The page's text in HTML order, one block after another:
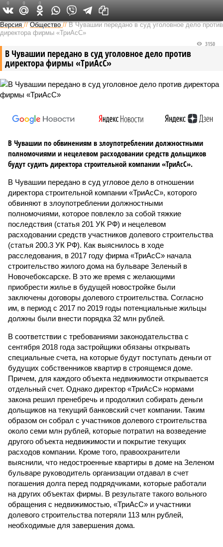
Версия в Чувашии
Версия //Общество //В Чувашии передано в суд уголовное дело против
директора фирмы «ТриАсС»
В Чувашии передано в суд уголовное дело против
директора фирмы «ТриАсС»
3150
В Чувашии по обвинениям в злоупотреблении должностными
полномочиями и нецелевом расходовании средств дольщиков
будут судить директора строительной компании «ТриАсС».
В Чувашии передано в суд угловое дело в отношении
директора строительной компании «ТриАсС», которого
обвиняют в злоупотреблении должностными
полномочиями, которое повлекло за собой тяжкие
последствия (статья 201 УК РФ) и нецелевом
расходовании средств участников долевого строительства
(статья 200.3 УК РФ). Как выяснилось в ходе
расследования, в 2017 году фирма «ТриАсС» начала
строительство жилого дома на бульваре Зеленый в
Новочебоксарске. В это же время с желающими
приобрести жилье в будущей новостройке были
заключены договоры долевого строительства. Согласно
им, в период с 2017 по 2019 годы потенциальные жильцы
должны были внести порядка 32 млн рублей.
В соответствии с требованиями законодательства с
сентября 2018 года застройщики обязаны открывать
специальные счета, на которые будут поступать деньги от
будущих собственников квартир в строящемся доме.
Причем, для каждого объекта недвижимости открывается
отдельный счет. Однако директор «ТриАсС» нормами
закона решил пренебречь и продолжил собирать деньги
дольщиков на текущий банковский счет компании. Таким
образом он собрал с участников долевого строительства
около семи млн рублей, которые потратил на возведение
другого объекта недвижимости и покрытие текущих
расходов компании. Кроме того, правоохранители
выяснили, что недостроенные квартиры в доме на Зеленом
бульваре руководитель организации отдавал в счет
погашения долга перед подрядчиками, которые работали
на других объектах фирмы. В результате такого вольного
обращения с недвижимостью, «ТриАсС» и участники
долевого строительства потеряли 113 млн рублей,
необходимые для завершения дома.
0 0 0